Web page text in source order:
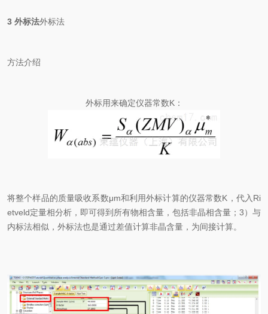
3 外标法外标法
方法介绍
外标用来确定仪器常数K：
将整个样品的质量吸收系数μm和利用外标计算的仪器常数K，代入Ri
etveld定量相分析，即可得到所有物相含量，包括非晶相含量；3）与
内标法相似，外标法也是通过差值计算非晶含量，为间接计算。